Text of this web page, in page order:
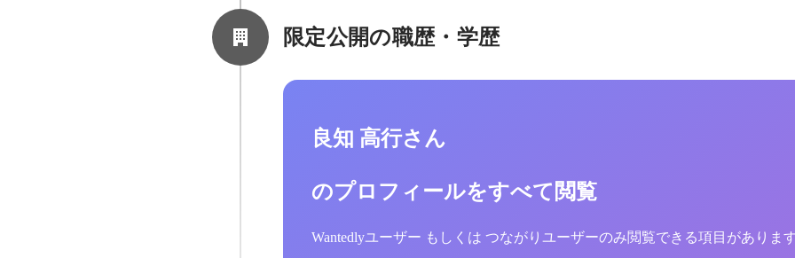
限定公開の職歴・学歴
良知 高行さん
のプロフィールをすべて閲覧
Wantedlyユーザー もしくは つながりユーザーのみ閲覧できる項目がありま